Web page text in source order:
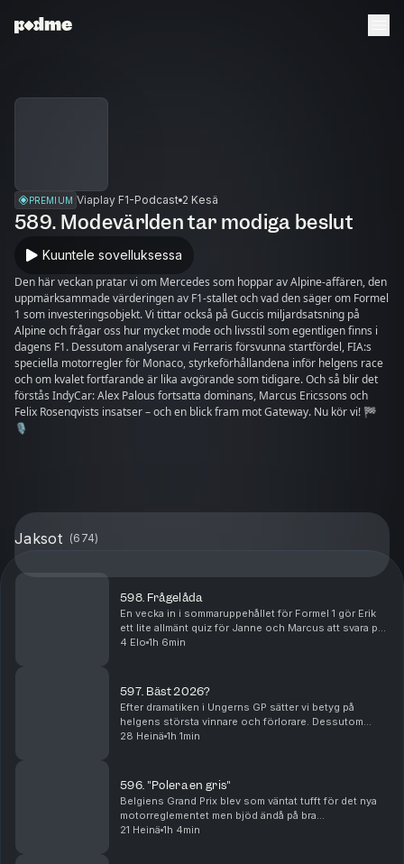
PREMIUM Viaplay F1-Podcast 2 Kesä
589. Modevärlden tar modiga beslut
Kuuntele sovelluksessa
Den här veckan pratar vi om Mercedes som hoppar av Alpine-affären, den
uppmärksammade värderingen av F1-stallet och vad den säger om Formel
1 som investeringsobjekt. Vi tittar också på Guccis miljard­satsning på
Alpine och frågar oss hur mycket mode och livsstil som egentligen finns i
dagens F1. Dessutom analyserar vi Ferraris försvunna startfördel, FIA:s
speciella motorregler för Monaco, styrkeförhållandena inför helgens race
och om kvalet fortfarande är lika avgörande som tidigare. Och så blir det
förstås IndyCar: Alex Palous fortsatta dominans, Marcus Ericssons och
Felix Rosenqvists insatser – och en blick fram mot Gateway. Nu kör vi! 🏁
🎙️
Jaksot (674)
598. Frågelåda
En vecka in i sommaruppehållet för Formel 1 gör Erik
ett lite allmänt quiz för Janne och Marcus att svara på.
Blir dessutom frågor till både Janne och Marcus av
4 Elo 1h 6min
597. Bäst 2026?
Efter dramatiken i Ungerns GP sätter vi betyg på
helgens största vinnare och förlorare. Dessutom
förklarar vi vad Formel 1 omtalade "summer shutdown"
28 Heinä 1h 1min
596. "Polera en gris"
Belgiens Grand Prix blev som väntat tufft för det nya
motorreglementet men bjöd ändå på bra
underhållning. Janne står för betygen där Kimi
21 Heinä 1h 4min